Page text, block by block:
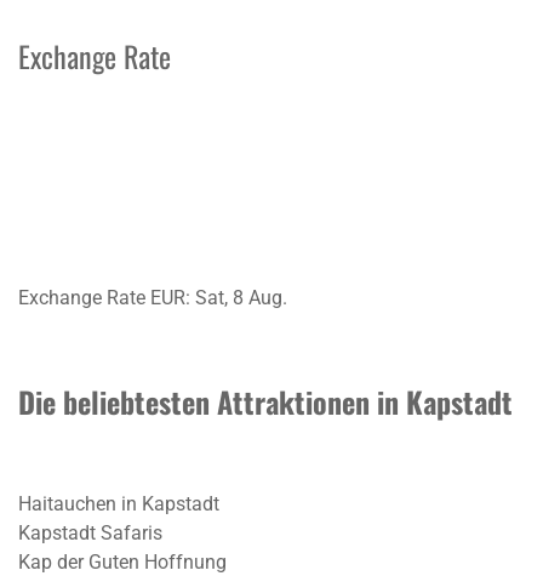
Exchange Rate
Exchange Rate EUR: Sat, 8 Aug.
Die beliebtesten Attraktionen in Kapstadt
Haitauchen in Kapstadt
Kapstadt Safaris
Kap der Guten Hoffnung